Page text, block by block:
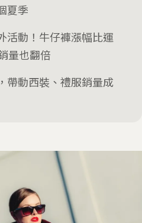
夏季
活動！牛仔褲漲幅比運
量也翻倍
帶動西裝、禮服銷量成